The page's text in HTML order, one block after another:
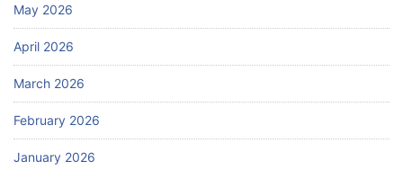
May 2026
April 2026
March 2026
February 2026
January 2026